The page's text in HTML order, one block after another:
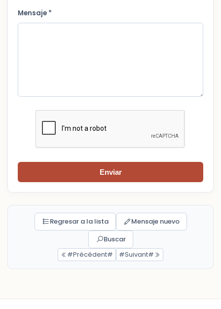
Mensaje *
Enviar
Regresar a la lista
Mensaje nuevo
Buscar
#Précédent#
#Suivant#